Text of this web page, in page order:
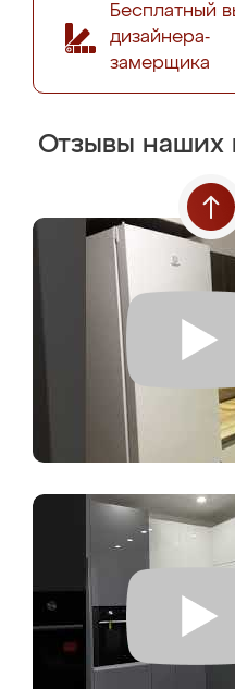
Бесплатный
дизайнера-
замерщика
Отзывы наших